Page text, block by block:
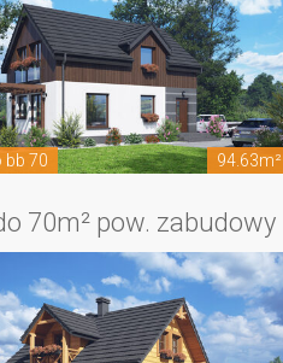
bb 70 94.63m²
70m² pow. zabudowy